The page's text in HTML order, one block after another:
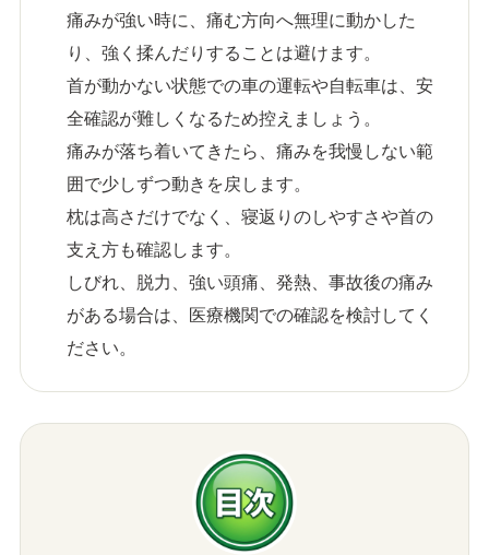
痛みが強い時に、痛む方向へ無理に動かした
り、強く揉んだりすることは避けます。
首が動かない状態での車の運転や自転車は、安
全確認が難しくなるため控えましょう。
痛みが落ち着いてきたら、痛みを我慢しない範
囲で少しずつ動きを戻します。
枕は高さだけでなく、寝返りのしやすさや首の
支え方も確認します。
しびれ、脱力、強い頭痛、発熱、事故後の痛み
がある場合は、医療機関での確認を検討してく
ださい。